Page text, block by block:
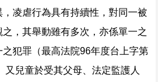
凌虐行為具有持續性，對同一被
，其舉動雖有多次，亦係單一之
犯罪（最高法院96年度台上字第
又兒童於受其父母、法定監護人